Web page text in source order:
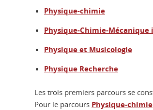
Physique-chimie
Physique-Chimie-
Physique et Musicologie
Physique Recherche
Les trois premiers parcours se
Pour le parcours Physique-chimie